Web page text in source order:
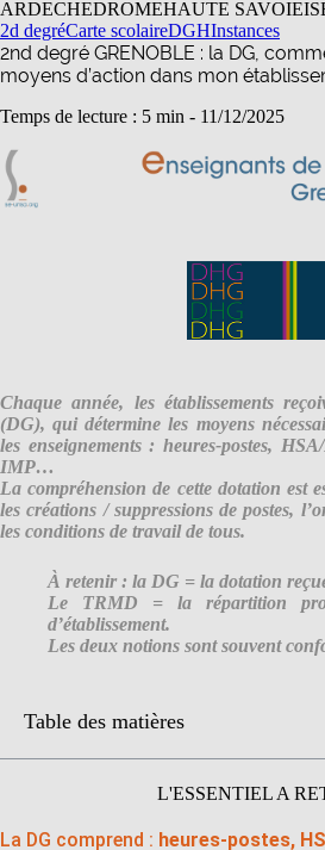
ARDECHEDROMEHAUTE SAVOIE
2d degréCarte scolaireDGHInstances
2nd degré GRENOBLE : la DG,
moyens d’action dans mon
Temps de lecture : 5 min - 11/12/2025
Chaque année, les établissements
(DG), qui détermine les moyens
les enseignements : heures-postes,
IMP…
La compréhension de cette dotation est
lescréations / suppressions de postes,
les conditions de travail de tous.
À retenir : la DG = la dotation
Le TRMD = la répartition
d’établissement.
Les deux notions sont souvent
Table des matières
L'ESSENTIEL A
La DG comprend : heures-postes,